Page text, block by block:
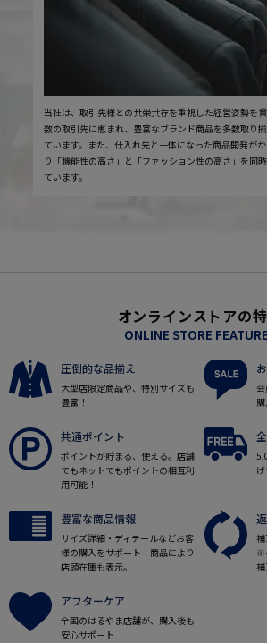
当社は、取引先様との共栄共存を重視した経営姿勢を
数の取引先に恵まれ、豊富なブランド商品を多数取り
ています。また、仕入れ先と一体になった商品開発が
り「機能性の高さ」と「ファッション性の高さ」を同
ています。
オンラインストアの
ONLINE STORE
圧倒的な品揃え
大型店限定商品や、特別サイズも
豊富！
共通ポイント
ポイントが貯まる、使える。店舗
でもネットでもポイントの相互利
用可能！
豊富な商品情報
サイズ詳細・ディテールなどお客
様の購入をサポート！商品により
店頭在庫も表示。
※
補
アフターケア
全国のはるやま店舗が、購入後も
安心サポート